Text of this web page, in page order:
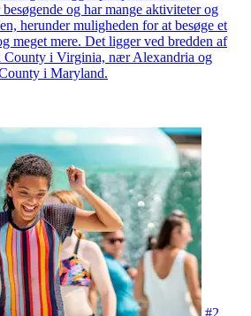
og har mange aktiviteter og
herunder muligheden for at besøge et
meget mere. Det ligger ved bredden af
County i Virginia, nær Alexandria og
i Maryland.
#2